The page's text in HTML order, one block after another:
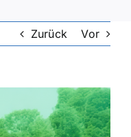
Zurück Vor